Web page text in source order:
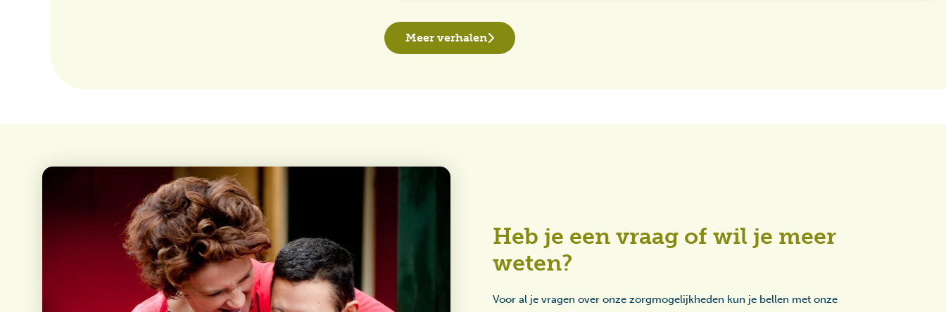
Meer verhalen
Heb je een vraag of wil je meer
weten?
Voor al je vragen over onze zorgmogelijkheden kun je bellen met onze